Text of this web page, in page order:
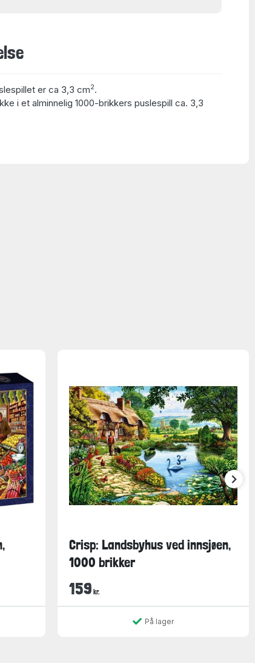
er ca 3,3 cm2.
i et alminnelig 1000-brikkers puslespill ca. 3,3
Crisp: Landsbyhus ved innsjøen,
1000 brikker
159 kr.
På lager